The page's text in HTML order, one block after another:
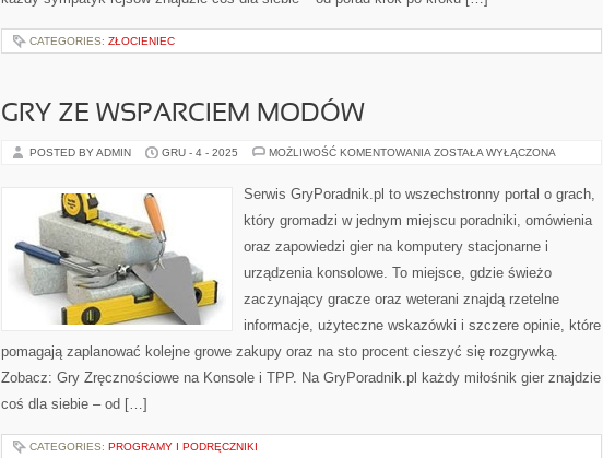
CATEGORIES: ZŁOCIENIEC
GRY ZE WSPARCIEM MODÓW
POSTED BY ADMIN GRU - 4 - 2025 MOŻLIWOŚĆ KOMENTOWANIA GRY
MODÓW
ZOSTAŁA WYŁĄCZONA
Serwis GryPoradnik.pl to wszechstronny portal o grach,
który gromadzi w jednym miejscu poradniki, omówienia
oraz zapowiedzi gier na komputery stacjonarne i
urządzenia konsolowe. To miejsce, gdzie świeżo
zaczynający gracze oraz weterani znajdą rzetelne
informacje, użyteczne wskazówki i szczere opinie, które
pomagają zaplanować kolejne growe zakupy oraz na sto procent cieszyć się rozgrywką.
Zobacz: Gry Zręcznościowe na Konsole i TPP. Na GryPoradnik.pl każdy miłośnik gier znajdzie
coś dla siebie – od […]
CATEGORIES: PROGRAMY I PODRĘCZNIKI